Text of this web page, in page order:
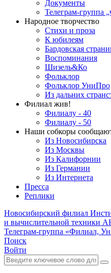
Документы
Телеграм-группа
Народное творчество
Стихи и проза
К юбилеям
Бардовская
Воспоминания
Шизель&Ко
Фольклор
Фольклор УниПро
Из дальних
Филиал жив!
Филиалу - 40
Филиалу - 50
Наши собкоры
Из Новосибирска
Из Москвы
Из Калифорнии
Из Германии
Из Интернета
Пресса
Реплики
Новосибирский филиал
и вычислительной техники
Телеграм-группа «Филиал,
Поиск
Войти